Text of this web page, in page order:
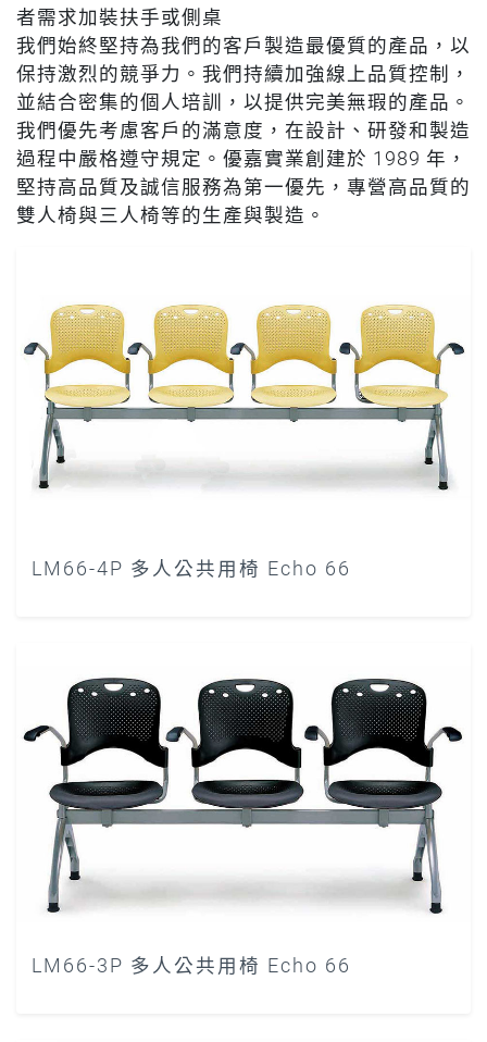
者需求加裝扶手或側桌
我們始終堅持為我們的客戶製造最優質的產品，以
保持激烈的競爭力。我們持續加強線上品質控制，
並結合密集的個人培訓，以提供完美無瑕的產品。
我們優先考慮客戶的滿意度，在設計、研發和製造
過程中嚴格遵守規定。優嘉實業創建於 1989 年，
堅持高品質及誠信服務為第一優先，專營高品質的
雙人椅與三人椅等的生產與製造。
LM66-4P 多人公共用椅 Echo 66
LM66-3P 多人公共用椅 Echo 66